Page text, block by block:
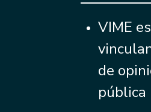
VIME
de
pública